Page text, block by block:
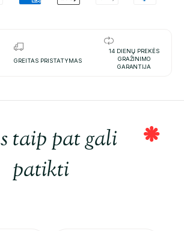
GREITAS PRISTATYMAS
14 DIENŲ PREKĖS
GRAŽINIMO
GARANTIJA
taip pat gali
patikti